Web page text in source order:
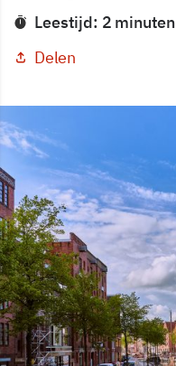
Leestijd: 2 minuten
Delen